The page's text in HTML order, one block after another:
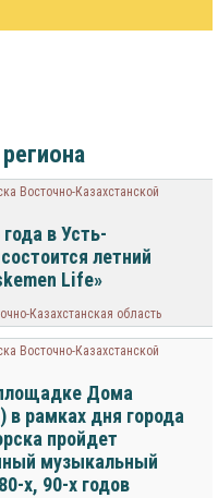
Восточно-Казахстанской
в Усть-
летний
Life»
Казахстанская область
Восточно-Казахстанской
Дома
рамках дня города
пройдет
музыкальный
х, 90-х годов